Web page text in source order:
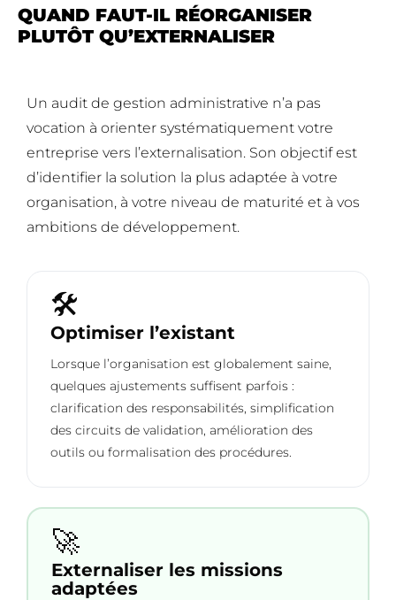
QUAND FAUT-IL RÉORGANISER
PLUTÔT QU’EXTERNALISER
Un audit de gestion administrative n’a pas
vocation à orienter systématiquement votre
entreprise vers l’externalisation. Son objectif est
d’identifier la solution la plus adaptée à votre
organisation, à votre niveau de maturité et à vos
ambitions de développement.
🛠️
Optimiser l’existant
Lorsque l’organisation est globalement saine,
quelques ajustements suffisent parfois :
clarification des responsabilités, simplification
des circuits de validation, amélioration des
outils ou formalisation des procédures.
🚀
Externaliser les missions
adaptées